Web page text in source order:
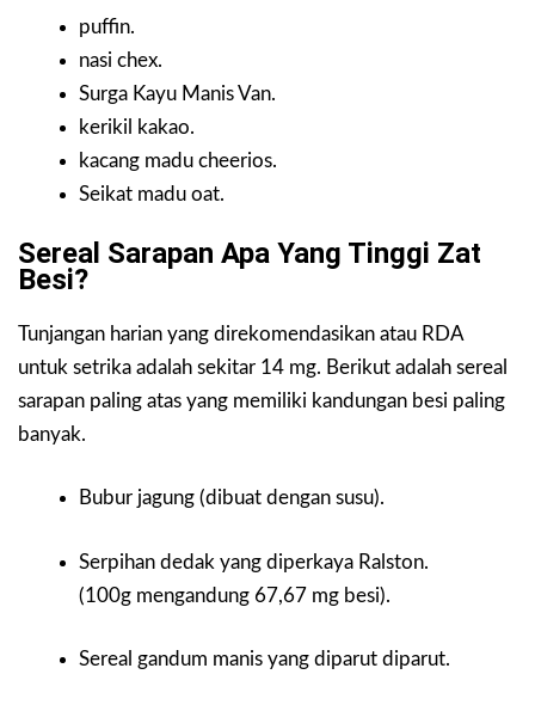
puffin.
nasi chex.
Surga Kayu Manis Van.
kerikil kakao.
kacang madu cheerios.
Seikat madu oat.
Sereal Sarapan Apa Yang Tinggi Zat
Besi?
Tunjangan harian yang direkomendasikan atau RDA
untuk setrika adalah sekitar 14 mg. Berikut adalah sereal
sarapan paling atas yang memiliki kandungan besi paling
banyak.
Bubur jagung (dibuat dengan susu).
Serpihan dedak yang diperkaya Ralston.
(100g mengandung 67,67 mg besi).
Sereal gandum manis yang diparut diparut.